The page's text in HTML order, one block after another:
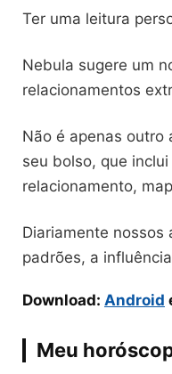
Ter uma leitura
Nebula sugere um
relacionamentos
Não é apenas outro
seu bolso, que
relacionamento,
Diariamente nossos
padrões, a
Download: Android
Meu